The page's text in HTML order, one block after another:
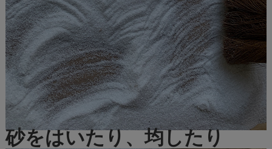
砂をはいたり、均したり